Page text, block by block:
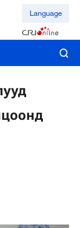
Language